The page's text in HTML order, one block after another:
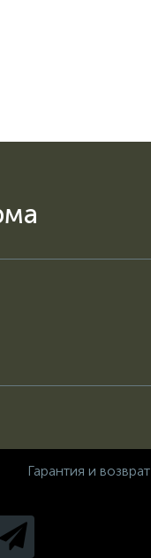
Гарантия и возврат